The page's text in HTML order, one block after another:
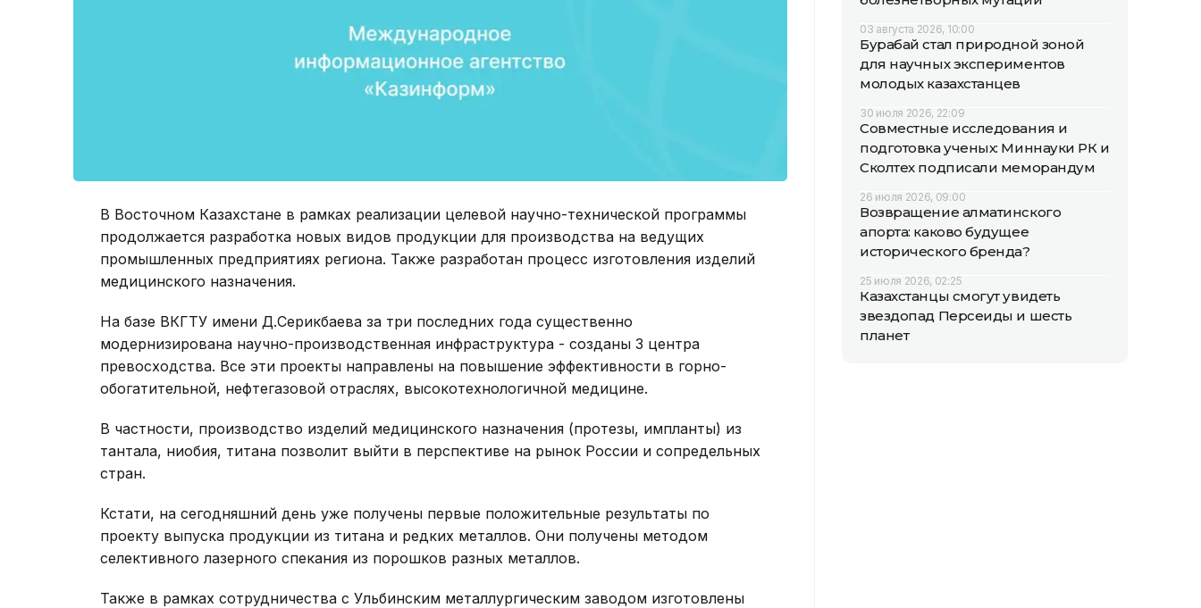
В Восточном Казахстане в рамках реализации целевой научно-технической программы
продолжается разработка новых видов продукции для производства на ведущих
промышленных предприятиях региона. Также разработан процесс изготовления изделий
медицинского назначения.
На базе ВКГТУ имени Д.Серикбаева за три последних года существенно
модернизирована научно-производственная инфраструктура - созданы 3 центра
превосходства. Все эти проекты направлены на повышение эффективности в горно-
обогатительной, нефтегазовой отраслях, высокотехнологичной медицине.
В частности, производство изделий медицинского назначения (протезы, импланты) из
тантала, ниобия, титана позволит выйти в перспективе на рынок России и сопредельных
стран.
Кстати, на сегодняшний день уже получены первые положительные результаты по
проекту выпуска продукции из титана и редких металлов. Они получены методом
селективного лазерного спекания из порошков разных металлов.
Также в рамках сотрудничества с Ульбинским металлургическим заводом изготовлены
03 августа 2026, 10:00
Бурабай стал природной зоной
для научных экспериментов
молодых казахстанцев
30 июля 2026, 22:09
Совместные исследования и
подготовка ученых: Миннауки РК и
Сколтех подписали меморандум
26 июля 2026, 09:00
Возвращение алматинского
апорта: каково будущее
исторического бренда?
25 июля 2026, 02:25
Казахстанцы смогут увидеть
звездопад Персеиды и шесть
планет